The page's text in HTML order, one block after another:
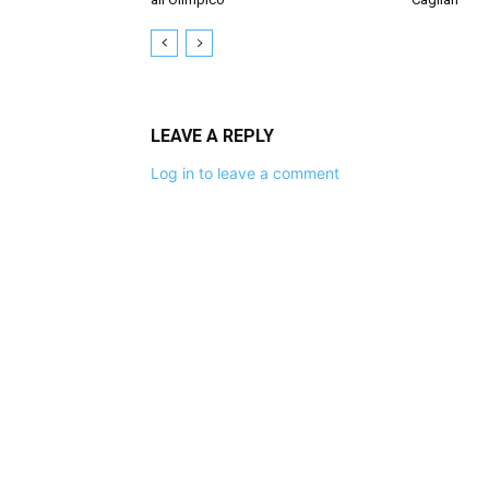
LEAVE A REPLY
Log in to leave a comment